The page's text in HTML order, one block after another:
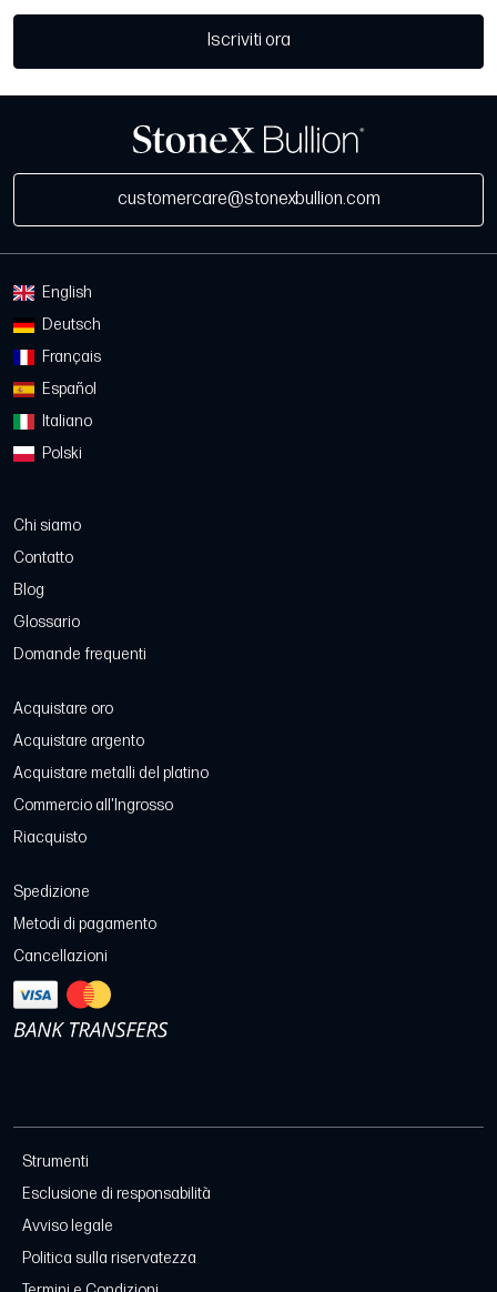
Iscriviti ora
customercare@stonexbullion.com
English
Deutsch
Français
Español
Italiano
Polski
Chi siamo
Contatto
Blog
Glossario
Domande frequenti
Acquistare oro
Acquistare argento
Acquistare metalli del platino
Commercio all'Ingrosso
Riacquisto
Spedizione
Metodi di pagamento
Cancellazioni
Strumenti
Esclusione di responsabilità
Avviso legale
Politica sulla riservatezza